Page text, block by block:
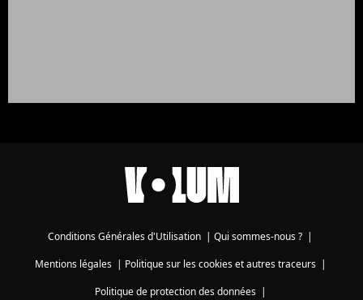
Conditions Générales d'Utilisation Qui sommes-nous ?
Mentions légales| Politique sur les cookies et autres traceurs|
Politique de protection des données|